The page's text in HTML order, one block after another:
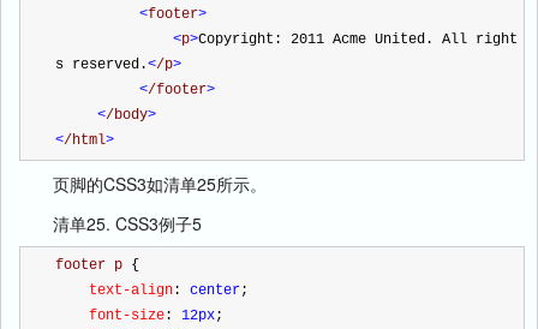
<footer>
<p>Copyright: 2011 Acme United. All right
s reserved.</p>
</footer>
</body>
</html>
页脚的CSS3如清单25所示。
清单25. CSS3例子5
footer p {
    text-align
: center;
    font-size
: 12px;